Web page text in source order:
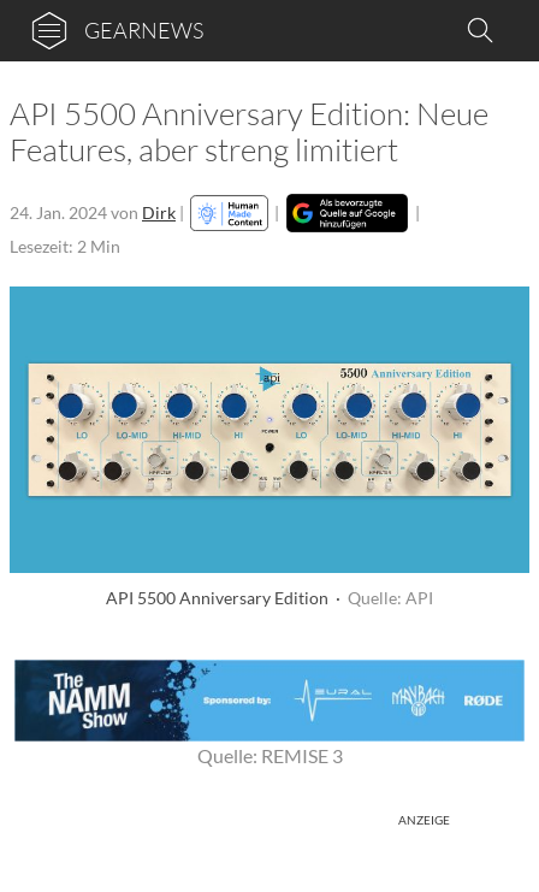
GEARNEWS
API 5500 Anniversary Edition: Neue
Features, aber streng limitiert
24. Jan. 2024von Dirk | |
|
Lesezeit: 2 Min
API 5500 Anniversary Edition · Quelle: API
Quelle: REMISE 3
ANZEIGE